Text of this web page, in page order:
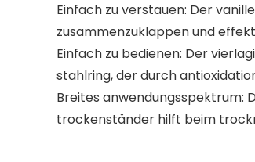
Einfach zu verstauen: Der
zusammenzuklappen und
Einfach zu bedienen: Der
stahlring, der durch
Breites anwendungsspektrum:
trockenständer hilft beim